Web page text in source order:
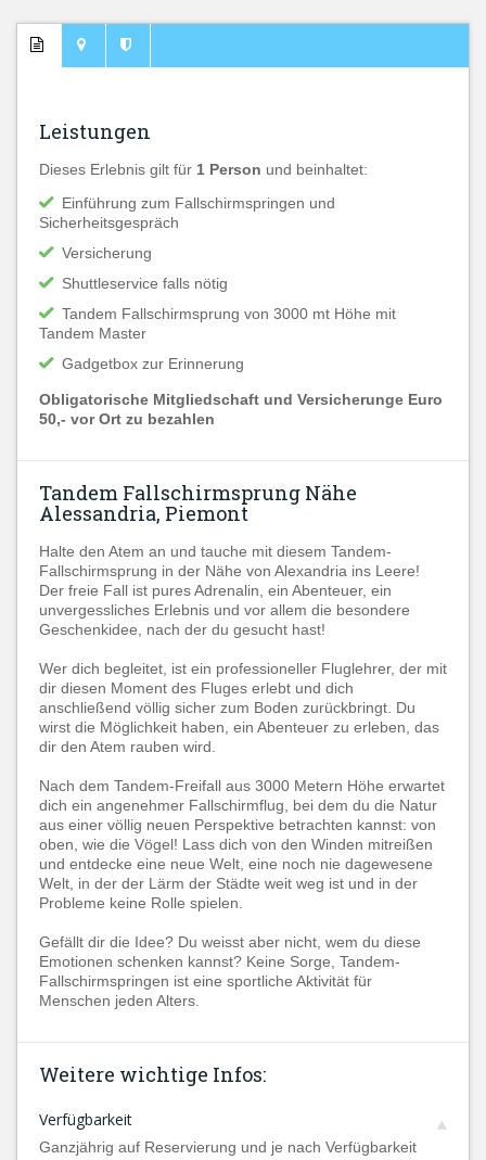
Leistungen
Dieses Erlebnis gilt für 1 Person und beinhaltet:
Einführung zum Fallschirmspringen und
Sicherheitsgespräch
Versicherung
Shuttleservice falls nötig
Tandem Fallschirmsprung von 3000 mt Höhe mit
Tandem Master
Gadgetbox zur Erinnerung
Obligatorische Mitgliedschaft und Versicherunge Euro
50,- vor Ort zu bezahlen
Tandem Fallschirmsprung Nähe
Alessandria, Piemont
Halte den Atem an und tauche mit diesem Tandem-
Fallschirmsprung in der Nähe von Alexandria ins Leere!
Der freie Fall ist pures Adrenalin, ein Abenteuer, ein
unvergessliches Erlebnis und vor allem die besondere
Geschenkidee, nach der du gesucht hast!
Wer dich begleitet, ist ein professioneller Fluglehrer, der mit
dir diesen Moment des Fluges erlebt und dich
anschließend völlig sicher zum Boden zurückbringt. Du
wirst die Möglichkeit haben, ein Abenteuer zu erleben, das
dir den Atem rauben wird.
Nach dem Tandem-Freifall aus 3000 Metern Höhe erwartet
dich ein angenehmer Fallschirmflug, bei dem du die Natur
aus einer völlig neuen Perspektive betrachten kannst: von
oben, wie die Vögel! Lass dich von den Winden mitreißen
und entdecke eine neue Welt, eine noch nie dagewesene
Welt, in der der Lärm der Städte weit weg ist und in der
Probleme keine Rolle spielen.
Gefällt dir die Idee? Du weisst aber nicht, wem du diese
Emotionen schenken kannst? Keine Sorge, Tandem-
Fallschirmspringen ist eine sportliche Aktivität für
Menschen jeden Alters.
Weitere wichtige Infos:
Verfügbarkeit
Ganzjährig auf Reservierung und je nach Verfügbarkeit